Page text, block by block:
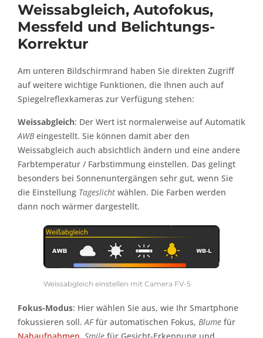
Weissabgleich, Autofokus,
Messfeld und Belichtungs-
Korrektur
Am unteren Bildschirmrand haben Sie direkten Zugriff
auf weitere wichtige Funktionen, die Ihnen auch auf
Spiegelreflexkameras zur Verfügung stehen:
Weissabgleich: Der Wert ist normalerweise auf Automatik
AWBeingestellt. Sie können damit aber den
Weissabgleich auch absichtlich ändern und eine andere
Farbtemperatur / Farbstimmung einstellen. Das gelingt
besonders bei Sonnenuntergängen sehr gut, wenn Sie
die Einstellung Tageslicht wählen. Die Farben werden
dann noch wärmer dargestellt.
Weissabgleich einstellen mit Camera FV-5
Fokus-Modus: Hier wählen Sie aus, wie Ihr Smartphone
fokussieren soll.AFfür automatischen Fokus, Blume für